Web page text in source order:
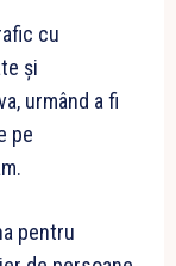
cu
și
urmând a fi
pe
pentru